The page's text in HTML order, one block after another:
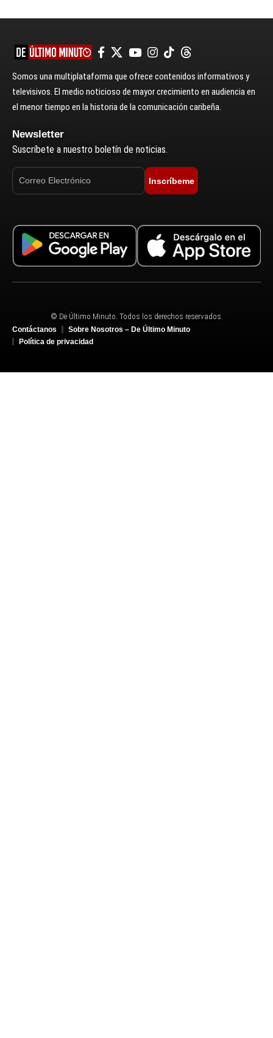
Somos una multiplataforma que ofrece contenidos informativos y
televisivos. El medio noticioso de mayor crecimiento en audiencia en
el menor tiempo en la historia de la comunicación caribeña.
Newsletter
Suscríbete a nuestro boletín de noticias.
Inscríbeme
© De Último Minuto. Todos los derechos reservados.
Contáctanos
Sobre Nosotros – De Último Minuto
Política de privacidad